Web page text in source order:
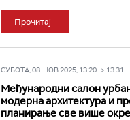
Прочитај
СУБОТА, 08. НОВ 2025, 13:20 -> 13:31
Међународни салон
модерна архитектура и
планирање све више